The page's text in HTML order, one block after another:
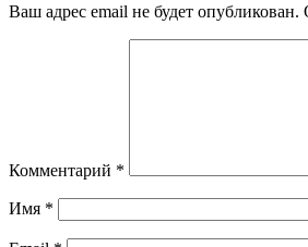
Ваш адрес email не будет опубликован.
Комментарий *
Имя *